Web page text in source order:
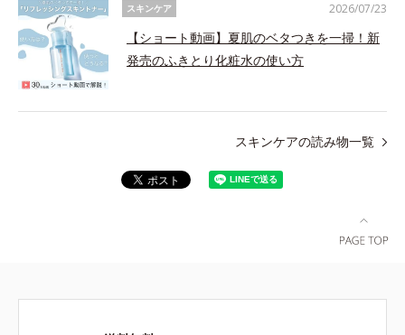
スキンケア
【ショート動画】夏肌のベタつきを一掃！新
発売のふきとり化粧水の使い方
2026/07/23
スキンケアの読み物一覧